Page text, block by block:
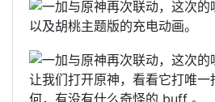
以及胡桃主题版的充电动画。
让我们打开原神，看看它打唯一
何，有没有什么奇怪的 buff 。